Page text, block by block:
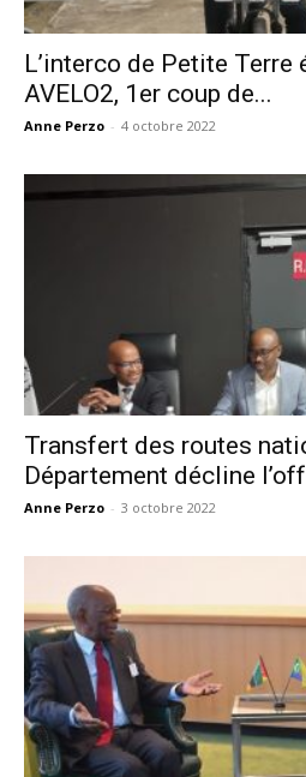
L’interco de Petite Terre
AVELO2, 1er coup de...
Anne Perzo - 4 octobre 2022
Transfert des routes
Département décline
Anne Perzo - 3 octobre 2022